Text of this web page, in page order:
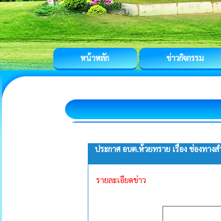
หน้าหลัก ข่าวกิจกรรม
ประกาศ อบต.ห้วยทราย เรื่อง ช่องทา
รายละเอียดข่าว